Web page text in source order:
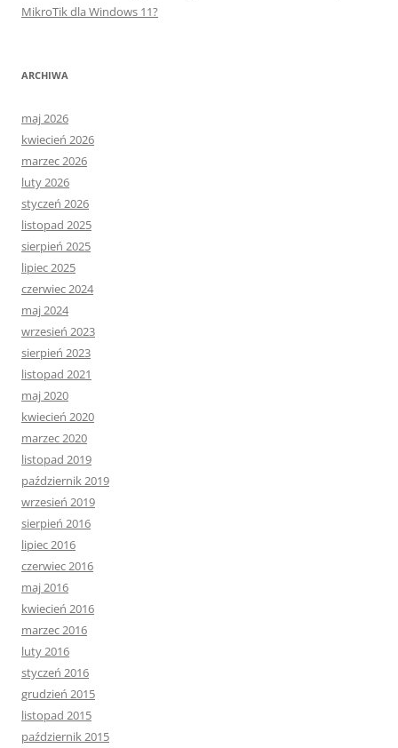
MikroTik dla Windows 11?
ARCHIWA
maj 2026
kwiecień 2026
marzec 2026
luty 2026
styczeń 2026
listopad 2025
sierpień 2025
lipiec 2025
czerwiec 2024
maj 2024
wrzesień 2023
sierpień 2023
listopad 2021
maj 2020
kwiecień 2020
marzec 2020
listopad 2019
październik 2019
wrzesień 2019
sierpień 2016
lipiec 2016
czerwiec 2016
maj 2016
kwiecień 2016
marzec 2016
luty 2016
styczeń 2016
grudzień 2015
listopad 2015
październik 2015